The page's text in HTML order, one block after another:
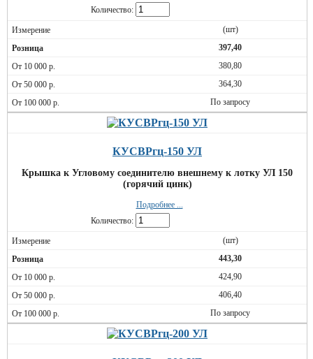
Количество:
(шт)
397,40
380,80
364,30
По запросу
КУСВРгц-150 УЛ
Крышка к Угловому соединителю внешнему к лотку УЛ 150
(горячий цинк)
Подробнее ...
Количество:
(шт)
443,30
424,90
406,40
По запросу